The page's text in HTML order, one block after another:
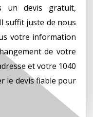
un devis gratuit,
suffit juste de nous
votre information
de votre
et votre 1040
le devis fiable pour